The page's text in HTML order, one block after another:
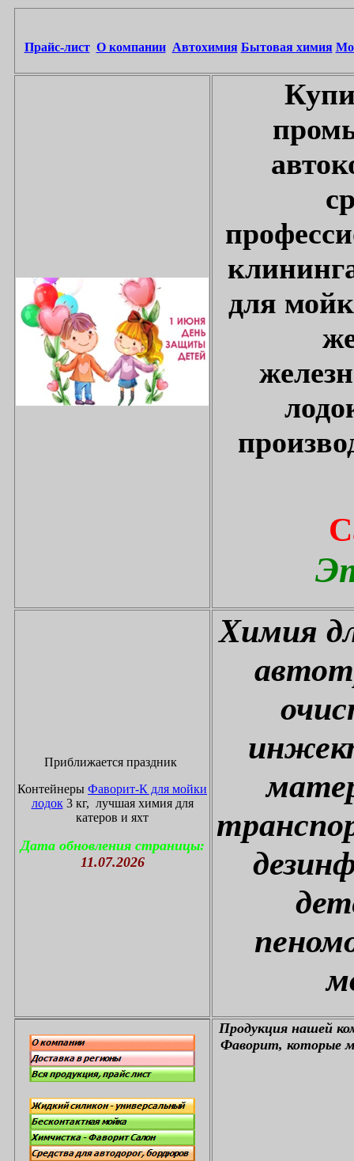
Прайс-лист О компании Автохимия Бытовая химия
для
Приближается праздник
Контейнеры Фаворит-К для мойки
лодок3 кг, лучшая химия для
катеров и яхт
Дата обновления страницы:
11.07.2026
Химия
Продукция нашей
Фаворит, которые